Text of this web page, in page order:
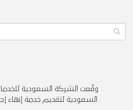
وقّعت الشركة السعودية
السعودية لتقديم خدمة إنهاء